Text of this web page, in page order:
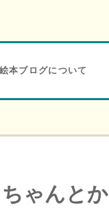
絵本ブログについて
ちゃんと